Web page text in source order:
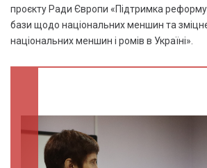
проєкту Ради Європи «Підтримка
бази щодо національних меншин та
національних меншин і ромів в Україні».